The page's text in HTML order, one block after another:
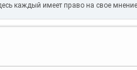
каждый имеет право на свое